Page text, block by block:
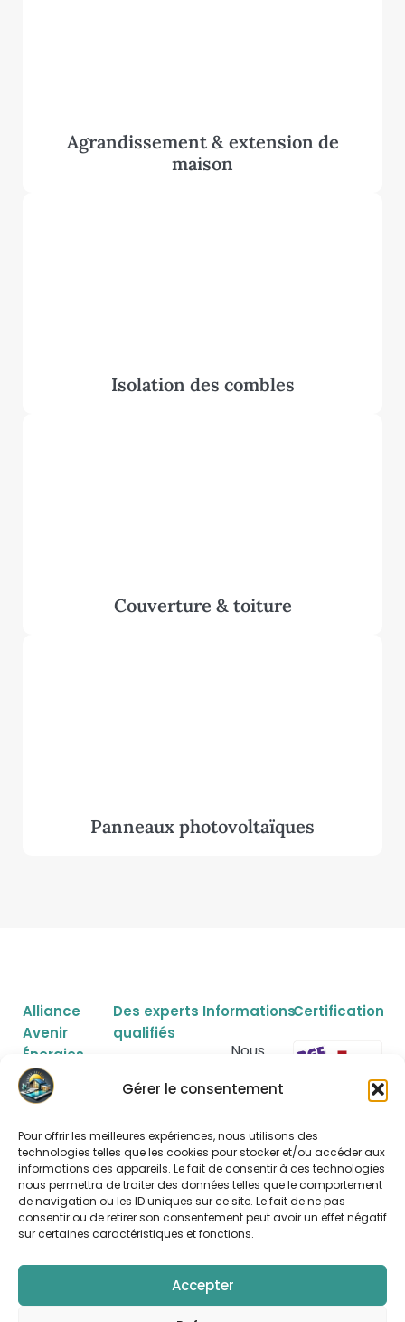
Gérer le consentement
Pour offrir les meilleures expériences, nous utilisons des
technologies telles que les cookies pour stocker et/ou accéder aux
informations des appareils. Le fait de consentir à ces technologies
nous permettra de traiter des données telles que le comportement
de navigation ou les ID uniques sur ce site. Le fait de ne pas
consentir ou de retirer son consentement peut avoir un effet négatif
sur certaines caractéristiques et fonctions.
Accepter
Agrandissement & extension de
maison
Isolation des combles
Couverture & toiture
Panneaux photovoltaïques
Alliance
Avenir
Énergies
Route de
Z.A de
Gemeillan
33480
Sainte-
Hélène
86 86
Des experts
qualifiés
maison
Isolation des
combles
Couverture
/ Toiture
Panneaux
photovoltaïques
Informations
Nous
Devis gratuit
rentabilité
Mentions
légales
Données
personnelles
Certification